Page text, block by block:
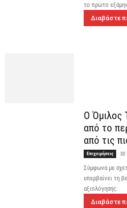
το πρώτο
Διαβάστε
Ο Όμιλος
από το
από τις
Επιχειρήσεις 30
Σύμφωνα με
υπερβαίνει τη
αξιολόγησης.
Διαβάστε